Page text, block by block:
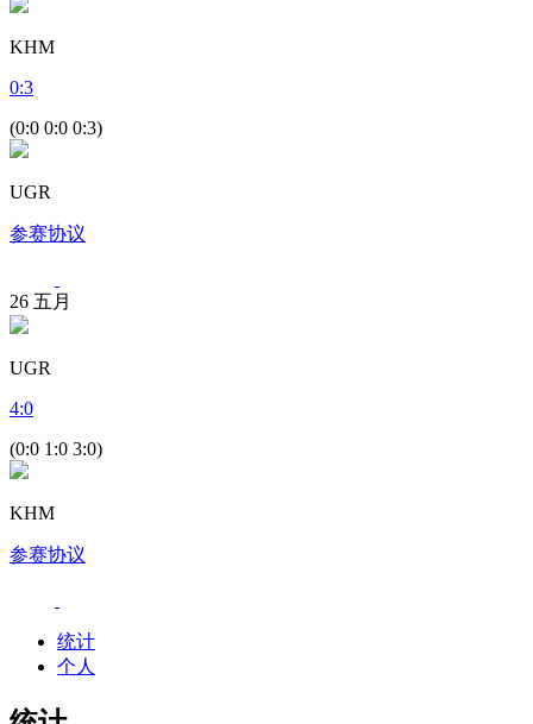
KHM
0:3
(0:0 0:0 0:3)
UGR
参赛协议
26 五月
UGR
4:0
(0:0 1:0 3:0)
KHM
参赛协议
统计
个人